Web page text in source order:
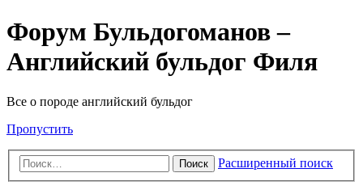
Форум Бульдогоманов –
Английский бульдог Филя
Все о породе английский бульдог
Пропустить
Поиск Расширенный поиск